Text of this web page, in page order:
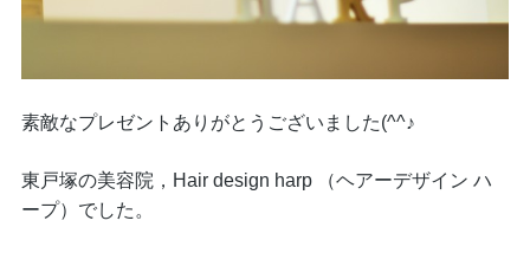
素敵なプレゼントありがとうございました(^^♪
東戸塚の美容院，Hair design harp （ヘアーデザイン ハ
ープ）でした。